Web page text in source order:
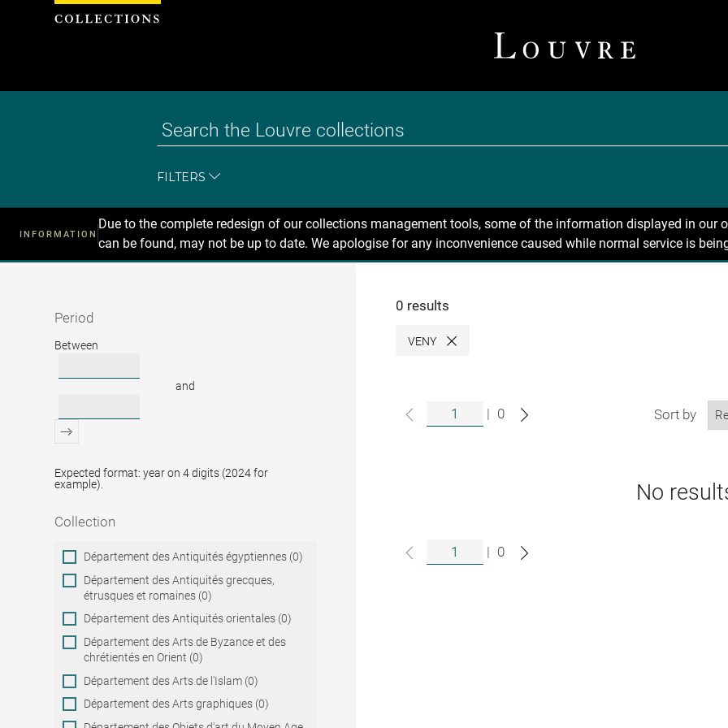
FILTERS
INFORMATION
Due to the complete redesign of our collections management tools, some of the information displayed in
can be found, may not be up to date. We apologise for any inconvenience caused while normal service is
Recherche
Period
Period
Between
and
Expected format: year on 4 digits (2024 for
example).
Collection
Collection
Département des Antiquités égyptiennes (0)
Département des Antiquités grecques,
étrusques et romaines (0)
Département des Antiquités orientales (0)
Département des Arts de Byzance et des
chrétientés en Orient (0)
Département des Arts de l'Islam (0)
Département des Arts graphiques (0)
0 results
VENY Close
| 0 Sort by
No
| 0
Cookies management panel